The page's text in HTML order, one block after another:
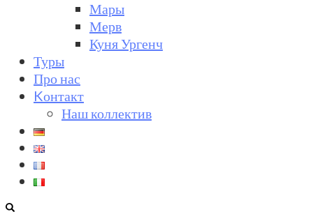
Мары
Мерв
Куня Ургенч
Туры
Про нас
Kонтакт
Наш коллектив